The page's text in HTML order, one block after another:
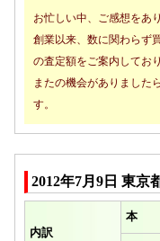
お忙しい中、ご感想をあ
創業以来、数に関わらず
の査定額をご案内してお
またの機会がありました
す。
2012年7月9日 東京
内訳
本